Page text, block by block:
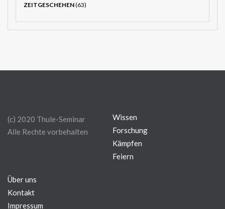
ZEITGESCHEHEN(63)
(c) 2020 Thule-Seminar
Alle Rechte vorbehalten
Wissen
Forschung
Kämpfen
Feiern
Über uns
Kontakt
Impressum